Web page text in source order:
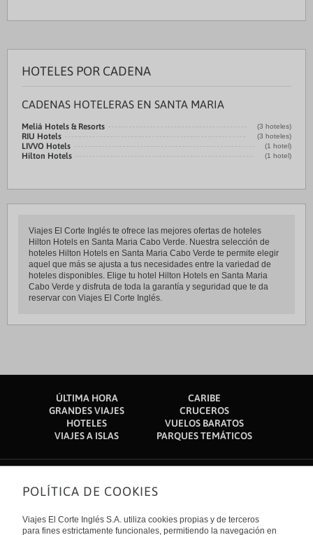
HOTELES POR CADENA
CADENAS HOTELERAS EN SANTA MARIA
Meliá Hotels & Resorts (3 hoteles)
RIU Hotels (3 hoteles)
LIVVO Hotels (1 hotel)
Hilton Hotels (1 hotel)
Viajes El Corte Inglés te ofrece las mejores ofertas de hoteles
Hilton Hotels en Santa Maria Cabo Verde. Nuestra selección de
hoteles Hilton Hotels en Santa Maria Cabo Verde te permite elegir
aquel que más se ajusta a tus necesidades entre la variedad de
hoteles disponibles. Elige tu hotel Hilton Hotels en Santa Maria
Cabo Verde y disfruta de toda la garantía y seguridad que te da
reservar con Viajes El Corte Inglés.
ÚLTIMA HORA
CARIBE
GRANDES VIAJES
CRUCEROS
HOTELES
VUELOS BARATOS
VIAJES A ISLAS
PARQUES TEMÁTICOS
Sobre nosotros
Quiénes somos
Financiación
POLÍTICA DE COOKIES
Viajes El Corte Inglés S.A. utiliza cookies propias y de terceros
para fines estrictamente funcionales, permitiendo la navegación en